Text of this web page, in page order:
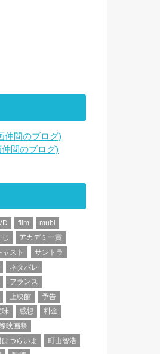
仲間のブログ)
間のブログ)
film
mubi
アカデミー賞
ャスト
サントラ
ネタバレ
フランス
上映館
予告
味 感想
料金
映画祭
はつらいよ
町山智浩